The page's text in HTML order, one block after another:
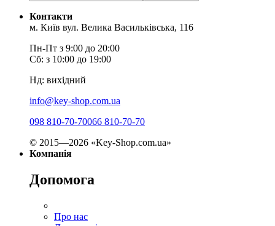
Контакти
м. Київ вул. Велика Васильківська, 116
Пн-Пт з 9:00 до 20:00
Сб: з 10:00 до 19:00
Нд: вихідний
info@key-shop.com.ua
098 810-70-70066 810-70-70
© 2015—2026 «Key-Shop.com.ua»
Компанія
Допомога
Про нас